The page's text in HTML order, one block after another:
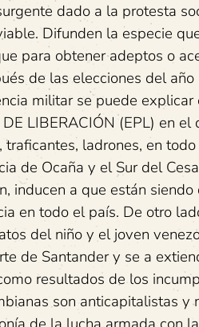
dado a la protesta
Difunden la especie
para obtener adeptos o
de las elecciones del
militar se puede
DE LIBERACIÓN (EPL) en
ladrones, en
de Ocaña y el Sur del
inducen a que están
en todo el país. De otro
del niño y el joven
de Santander y se a
resultados de los
son anticapitalistas